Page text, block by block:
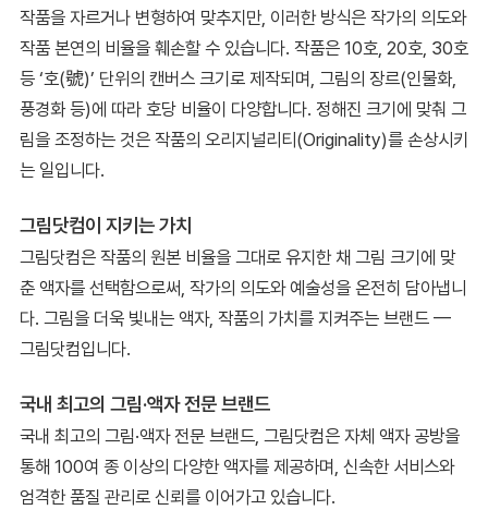
작품을 자르거나 변형하여 맞추지만, 이러한 방식은 작가의 의도와
작품 본연의 비율을 훼손할 수 있습니다. 작품은 10호, 20호, 30호
등 ‘호(號)’ 단위의 캔버스 크기로 제작되며, 그림의 장르(인물화,
풍경화 등)에 따라 호당 비율이 다양합니다. 정해진 크기에 맞춰 그
림을 조정하는 것은 작품의 오리지널리티(Originality)를 손상시키
는 일입니다.
그림닷컴이 지키는 가치
그림닷컴은 작품의 원본 비율을 그대로 유지한 채 그림 크기에 맞
춘 액자를 선택함으로써, 작가의 의도와 예술성을 온전히 담아냅니
다. 그림을 더욱 빛내는 액자, 작품의 가치를 지켜주는 브랜드 —
그림닷컴입니다.
국내 최고의 그림·액자 전문 브랜드
국내 최고의 그림·액자 전문 브랜드, 그림닷컴은 자체 액자 공방을
통해 100여 종 이상의 다양한 액자를 제공하며, 신속한 서비스와
엄격한 품질 관리로 신뢰를 이어가고 있습니다.